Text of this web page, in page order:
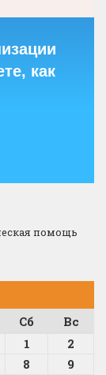
как
помощь
Сб
Вс
1
2
8
9